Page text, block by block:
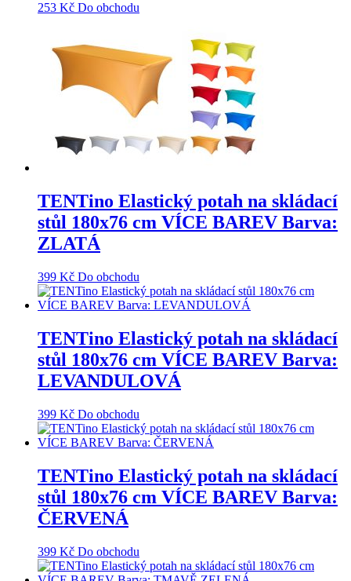
253 Kč Do obchodu
TENTino Elastický potah na skládací
stůl 180x76 cm VÍCE BAREV Barva:
ZLATÁ
399 Kč Do obchodu
TENTino Elastický potah na skládací
stůl 180x76 cm VÍCE BAREV Barva:
LEVANDULOVÁ
399 Kč Do obchodu
TENTino Elastický potah na skládací
stůl 180x76 cm VÍCE BAREV Barva:
ČERVENÁ
399 Kč Do obchodu